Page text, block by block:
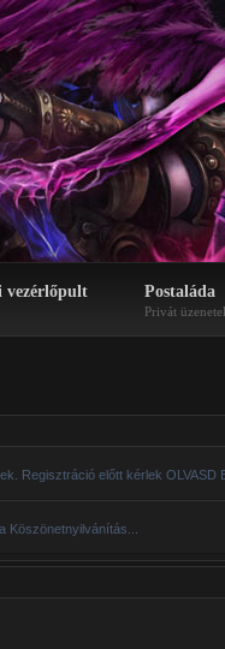
vezérlőpult Postaláda
Privát
Regisztráció előtt kérlek OLVASD
Köszönetnyilvánítás...